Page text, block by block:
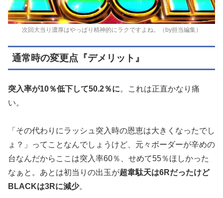
次回大当り濃厚はやっぱり精神的にラクですよね。（by担当編集）
通常時の変更点『デメリット』
突入率が10％低下して50.2％に。これは正直かなり痛
い。
「その代わりにラッシュ突入時の恩恵は大きくなったでし
ょ？」ってことなんでしょうけど、元々ボーダーが辛めの
台なんだからここは突入率60％、せめて55％ほしかった
なぁと。あとは初当りの出玉が超韋駄天は6Rだったけど
BLACKは3Rに減少。